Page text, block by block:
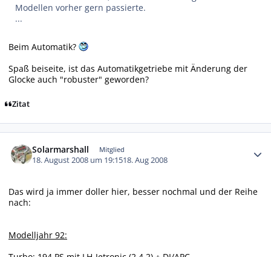
Modellen vorher gern passierte.
...
Beim Automatik?
Spaß beiseite, ist das Automatikgetriebe mit Änderung der
Glocke auch "robuster" geworden?
Zitat
Solarmarshall Mitglied
18. August 2008 um 19:1518. Aug 2008
Das wird ja immer doller hier, besser nochmal und der Reihe
nach:
Modelljahr 92: